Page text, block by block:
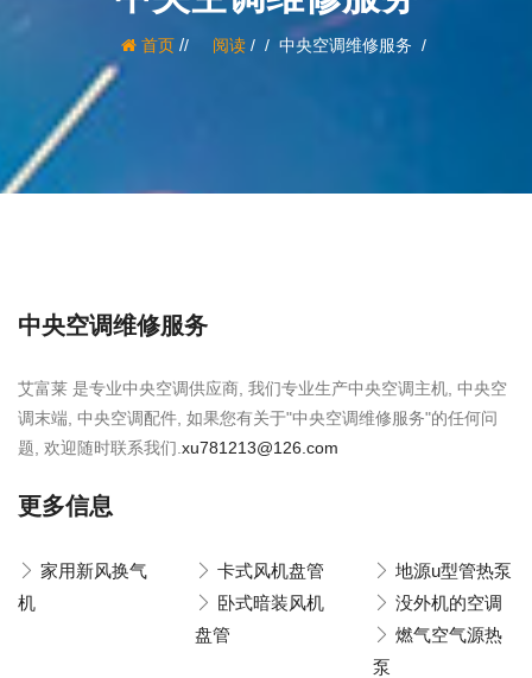
首页/ 阅读/ 中央空调维修服务
中央空调维修服务
艾富莱 是专业中央空调供应商, 我们专业生产中央空调主机, 中央空
调末端, 中央空调配件, 如果您有关于"中央空调维修服务"的任何问
题, 欢迎随时联系我们. xu781213@126.com
更多信息
家用新风换气
机
卡式风机盘管
地源u型管热泵
卧式暗装风机
盘管
没外机的空调
燃气空气源热
泵